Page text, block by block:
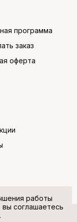
программа
заказ
оферта
работы
вы соглашаетесь